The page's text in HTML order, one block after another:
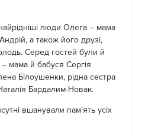
люди Олега – мама
а також його друзі,
Серед гостей були й
– мама й бабуся Сергія
Білоушенки, рідна сестра
Бардалим-Новак.
вшанували пам’ять усіх